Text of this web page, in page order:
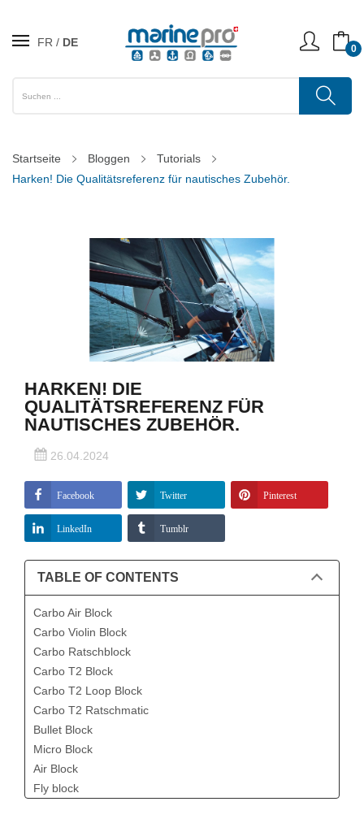
FR DE 0
Startseite Bloggen
Tutorials
Harken! Die Qualitätsreferenz für nautisches Zubehör.
HARKEN! DIE
QUALITÄTSREFERENZ FÜR
NAUTISCHES ZUBEHÖR.
26.04.2024
Facebook Twitter Pinterest
LinkedIn Tumblr
TABLE OF CONTENTS
Carbo Air Block
Carbo Violin Block
Carbo Ratschblock
Carbo T2 Block
Carbo T2 Loop Block
Carbo T2 Ratschmatic
Bullet Block
Micro Block
Air Block
Fly block